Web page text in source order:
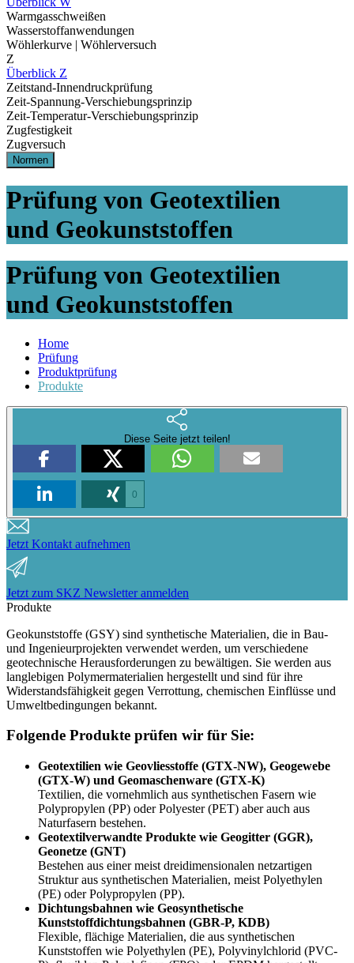
Warmgasschweißen
Wasserstoffanwendungen
Wöhlerkurve | Wöhlerversuch
Z
Überblick Z
Zeitstand-Innendruckprüfung
Zeit-Spannung-Verschiebungsprinzip
Zeit-Temperatur-Verschiebungsprinzip
Zugfestigkeit
Zugversuch
Normen
Prüfung von Geotextilien
und Geokunststoffen
Prüfung von Geotextilien
und Geokunststoffen
Home
Prüfung
Produktprüfung
Produkte
Diese Seite jetzt teilen!
0
Jetzt Kontakt aufnehmen
Jetzt zum SKZ Newsletter anmelden
Produkte
Geokunststoffe (GSY) sind synthetische Materialien, die in Bau-
und Ingenieurprojekten verwendet werden, um verschiedene
geotechnische Herausforderungen zu bewältigen. Sie werden aus
langlebigen Polymermaterialien hergestellt und sind für ihre
Widerstandsfähigkeit gegen Verrottung, chemischen Einflüsse und
Umweltbedingungen bekannt.
Folgende Produkte prüfen wir für Sie:
Geotextilien wie Geovliesstoffe (GTX-NW), Geogewebe
(GTX-W) und Geomaschenware (GTX-K)
Textilien, die vornehmlich aus synthetischen Fasern wie
Polypropylen (PP) oder Polyester (PET) aber auch aus
Naturfasern bestehen.
Geotextilverwandte Produkte wie Geogitter (GGR),
Geonetze (GNT)
Bestehen aus einer meist dreidimensionalen netzartigen
Struktur aus synthetischen Materialien, meist Polyethylen
(PE) oder Polypropylen (PP).
Dichtungsbahnen wie Geosynthetische
Kunststoffdichtungsbahnen (GBR-P, KDB)
Flexible, flächige Materialien, die aus synthetischen
Kunststoffen wie Polyethylen (PE), Polyvinylchlorid (PVC-